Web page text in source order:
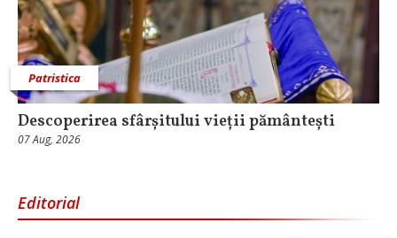
Patristica
Descoperirea sfârșitului vieții pământești
07 Aug, 2026
Editorial